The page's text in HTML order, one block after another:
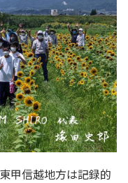
甲信越地方は記録的